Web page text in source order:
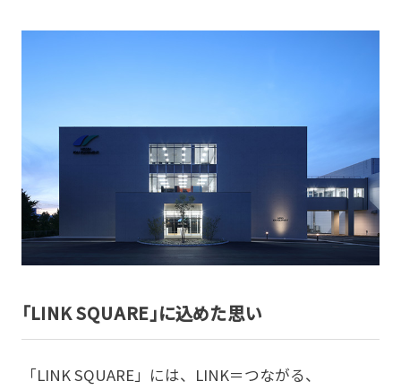
「LINK SQUARE」に込めた思い
「LINK SQUARE」には、LINK＝つながる、